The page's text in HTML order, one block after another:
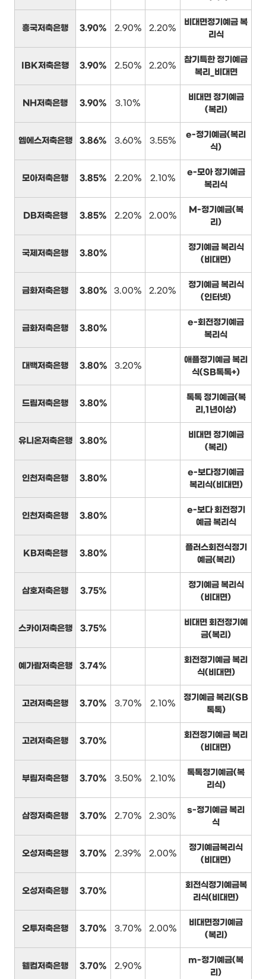
흥국저축은행 3.90% 2.90% 2.20%
비대면정기예금 복
리식
IBK저축은행 3.90% 2.50% 2.20%
참기특한 정기예금
복리_비대면
NH저축은행 3.90% 3.10%
비대면 정기예금
(복리)
엠에스저축은행 3.86% 3.60% 3.55%
e-정기예금(복리
식)
모아저축은행 3.85% 2.20% 2.10%
e-모아 정기예금
복리식
DB저축은행 3.85% 2.20% 2.00%
M-정기예금(복
리)
국제저축은행 3.80%
정기예금 복리식
(비대면)
금화저축은행 3.80% 3.00% 2.20%
정기예금 복리식
(인터넷)
금화저축은행 3.80%
e-회전정기예금
복리식
대백저축은행 3.80% 3.20%
애플정기예금 복리
식(SB톡톡+)
드림저축은행 3.80%
톡톡 정기예금(복
리,1년이상)
유니온저축은행 3.80%
비대면 정기예금
(복리)
인천저축은행 3.80%
e-보다정기예금
복리식(비대면)
인천저축은행 3.80%
e-보다 회전정기
예금 복리식
KB저축은행 3.80%
플러스회전식정기
예금(복리)
삼호저축은행 3.75%
정기예금 복리식
(비대면)
스카이저축은행 3.75%
비대면 회전정기예
금(복리)
예가람저축은행 3.74%
회전정기예금 복리
식(비대면)
고려저축은행 3.70% 3.70% 2.10%
정기예금 복리(SB
톡톡)
고려저축은행 3.70%
회전정기예금 복리
(비대면)
부림저축은행 3.70% 3.50% 2.10%
톡톡정기예금(복
리식)
삼정저축은행 3.70% 2.70% 2.30%
s-정기예금 복리
식
오성저축은행 3.70% 2.39% 2.00%
정기예금복리식
(비대면)
오성저축은행 3.70%
회전식정기예금복
리식(비대면)
오투저축은행 3.70% 3.70% 2.00%
비대면정기예금
(복리)
웰컴저축은행 3.70% 2.90%
m-정기예금(복
리)